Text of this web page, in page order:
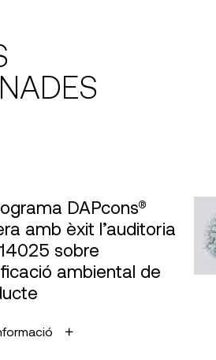
DAPcons®
amb èxit l’auditoria
sobre
ambiental de